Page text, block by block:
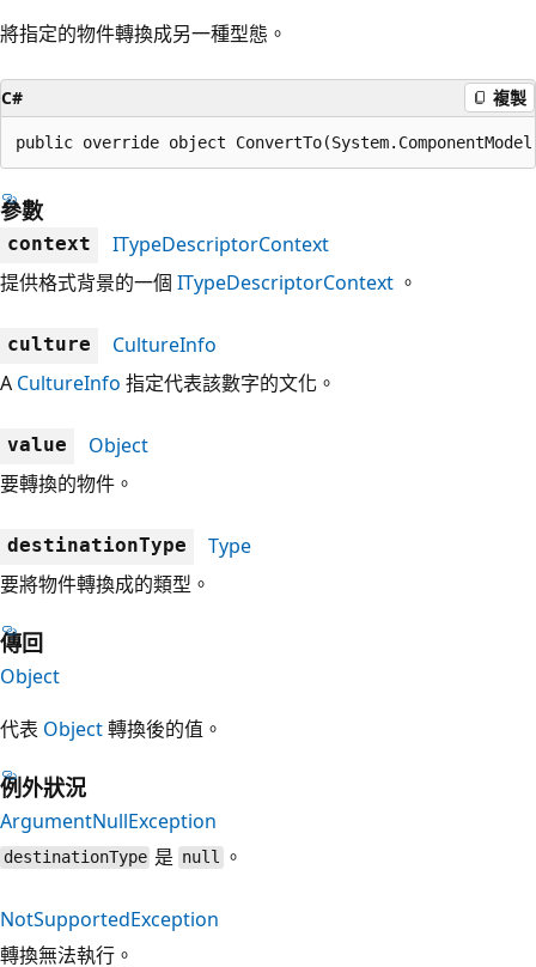
將指定的物件轉換成另一種型態。
C# 複製
public override object
參數
context
ITypeDescriptorContext
提供格式背景的一個 ITypeDescriptorContext 。
culture
CultureInfo
A CultureInfo 指定代表該數字的文化。
value
Object
要轉換的物件。
destinationType
Type
要將物件轉換成的類型。
傳回
Object
代表 Object轉換後的值。
例外狀況
ArgumentNullException
destinationType 是 null 。
NotSupportedException
轉換無法執行。